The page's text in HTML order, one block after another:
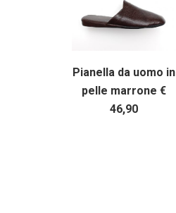
Pianella da uomo in
pelle marrone €
46,90